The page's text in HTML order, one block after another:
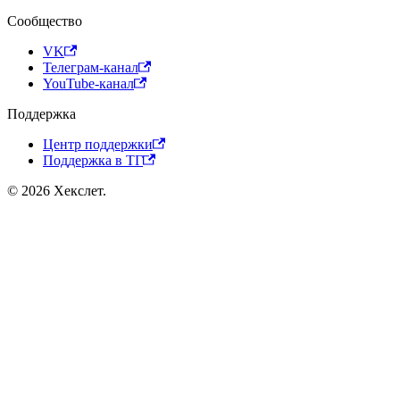
Сообщество
VK
Телеграм-канал
YouTube-канал
Поддержка
Центр поддержки
Поддержка в ТГ
© 2026 Хекслет.